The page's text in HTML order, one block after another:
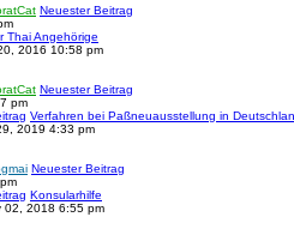
Neuester Beitrag
Thai Angehörige
2016 10:58 pm
Neuester Beitrag
pm
Verfahren bei Paßneuausstellung in
2019 4:33 pm
Neuester Beitrag
Konsularhilfe
02, 2018 6:55 pm